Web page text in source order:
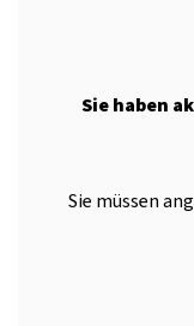
Sie haben
Sie müssen